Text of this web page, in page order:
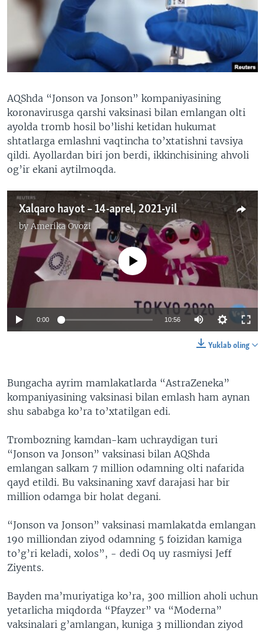
VIDEO
XABARLAR SURATLARDA
ODNOKLASSNIKI
TELEGRAM
TWITTER
SOUNDCLOUD
VOA
AQShda “Jonson va Jonson” kompaniyasining
koronavirusga qarshi vaksinasi bilan emlangan olti
ayolda tromb hosil bo’lishi ketidan hukumat
shtatlarga emlashni vaqtincha to’xtatishni tavsiya
qildi. Ayollardan biri jon berdi, ikkinchisining ahvoli
og’ir ekani aytilmoqda.
Xalqaro hayot – 14-aprel, 2021-yil
by Amerika Ovozi
No media source currently available
0:00 10:56
Yuklab oling
Bungacha ayrim mamlakatlarda “AstraZeneka”
kompaniyasining vaksinasi bilan emlash ham aynan
shu sababga ko’ra to’xtatilgan edi.
Trombozning kamdan-kam uchraydigan turi
“Jonson va Jonson” vaksinasi bilan AQShda
emlangan salkam 7 million odamning olti nafarida
qayd etildi. Bu vaksinaning xavf darajasi har bir
million odamga bir holat degani.
“Jonson va Jonson” vaksinasi mamlakatda emlangan
190 milliondan ziyod odamning 5 foizidan kamiga
to’g’ri keladi, xolos”, - dedi Oq uy rasmiysi Jeff
Ziyents.
Bayden ma’muriyatiga ko’ra, 300 million aholi uchun
yetarlicha miqdorda “Pfayzer” va “Moderna”
vaksinalari g’amlangan, kuniga 3 milliondan ziyod